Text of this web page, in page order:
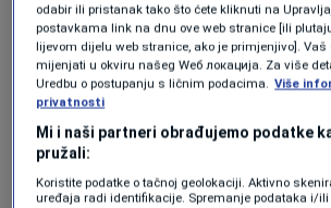
this occasion that “genuine
democratic transition are key to
progress.”
A group of MEPs earlier asked
explains to the Committee his
odabir ili pristanak tako što ćete kliknuti na
postavkama link na dnu ove web stranice [ili
lijevom dijelu web stranice, ako je primjenjivo]. Vaš
mijenjati u okviru našeg Wеб локација. Za više
Uredbu o postupanju s ličnim podacima. Više
privatnosti
Mi i naši partneri obrađujemo podatke
pružali:
Koristite podatke o tačnoj geolokaciji. Aktivno
uređaja radi identifikacije. Spremanje podataka i/